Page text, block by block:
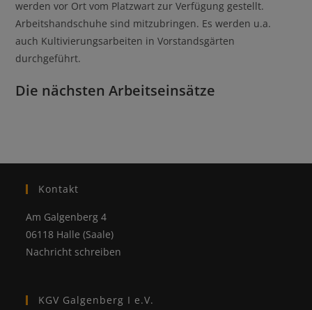
werden vor Ort vom Platzwart zur Verfügung gestellt.
Arbeitshandschuhe sind mitzubringen. Es werden u.a.
auch Kultivierungsarbeiten in Vorstandsgärten
durchgeführt.
Die nächsten Arbeitseinsätze
Kontakt
Am Galgenberg 4
06118 Halle (Saale)
Nachricht schreiben
KGV Galgenberg I e.V.